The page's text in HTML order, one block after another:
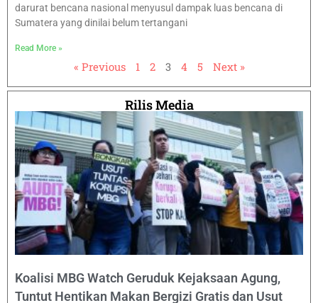
darurat bencana nasional menyusul dampak luas bencana di
Sumatera yang dinilai belum tertangani
Read More »
« Previous 1 2 3 4 5 Next »
Rilis Media
Koalisi MBG Watch Geruduk Kejaksaan Agung,
Tuntut Hentikan Makan Bergizi Gratis dan Usut